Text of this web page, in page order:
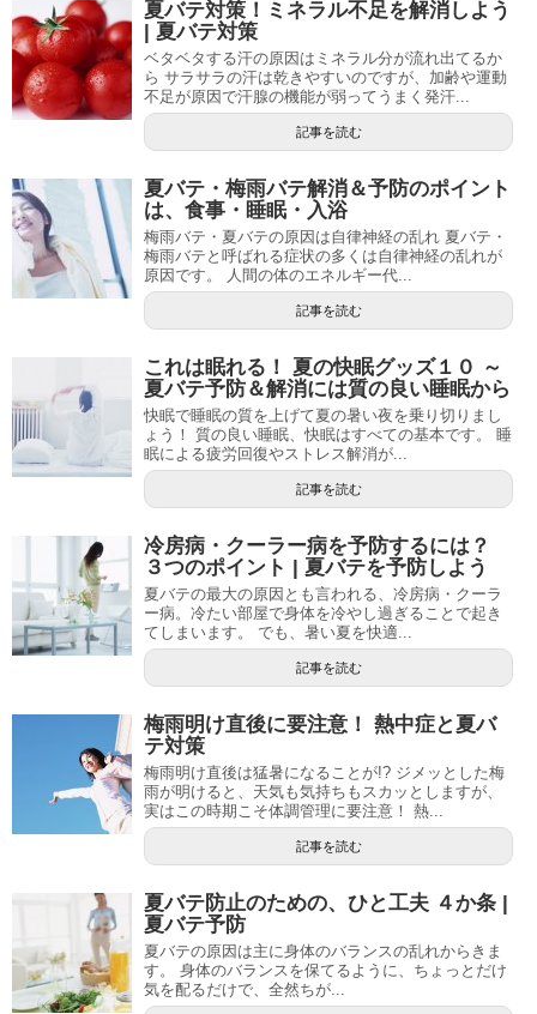
夏バテ対策！ミネラル不足を解消しよう
| 夏バテ対策
ベタベタする汗の原因はミネラル分が流れ出てるか
ら サラサラの汗は乾きやすいのですが、加齢や運動
不足が原因で汗腺の機能が弱ってうまく発汗...
記事を読む
夏バテ・梅雨バテ解消＆予防のポイント
は、食事・睡眠・入浴
梅雨バテ・夏バテの原因は自律神経の乱れ 夏バテ・
梅雨バテと呼ばれる症状の多くは自律神経の乱れが
原因です。 人間の体のエネルギー代...
記事を読む
これは眠れる！ 夏の快眠グッズ１０ ～
夏バテ予防＆解消には質の良い睡眠から
快眠で睡眠の質を上げて夏の暑い夜を乗り切りまし
ょう！ 質の良い睡眠、快眠はすべての基本です。 睡
眠による疲労回復やストレス解消が...
記事を読む
冷房病・クーラー病を予防するには？
３つのポイント | 夏バテを予防しよう
夏バテの最大の原因とも言われる、冷房病・クーラ
ー病。冷たい部屋で身体を冷やし過ぎることで起き
てしまいます。 でも、暑い夏を快適...
記事を読む
梅雨明け直後に要注意！ 熱中症と夏バ
テ対策
梅雨明け直後は猛暑になることが!? ジメッとした梅
雨が明けると、天気も気持ちもスカッとしますが、
実はこの時期こそ体調管理に要注意！ 熱...
記事を読む
夏バテ防止のための、ひと工夫 ４か条 |
夏バテ予防
夏バテの原因は主に身体のバランスの乱れからきま
す。 身体のバランスを保てるように、ちょっとだけ
気を配るだけで、全然ちが...